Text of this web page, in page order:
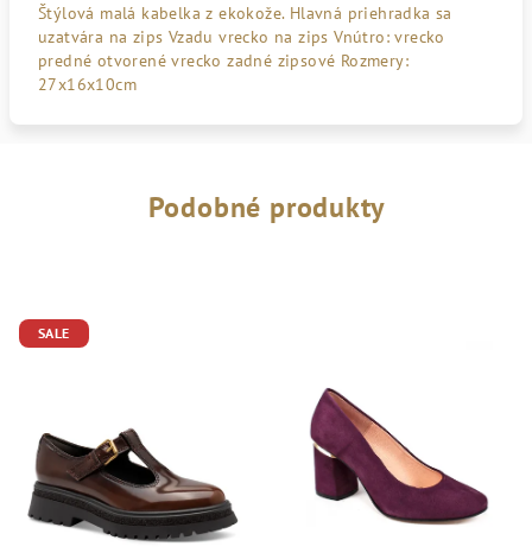
Štýlová malá kabelka z ekokože. Hlavná priehradka sa
uzatvára na zips Vzadu vrecko na zips Vnútro: vrecko
predné otvorené vrecko zadné zipsové Rozmery:
27x16x10cm
Podobné produkty
SALE